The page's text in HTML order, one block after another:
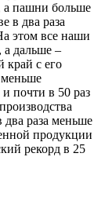
а пашни больше
в два раза
этом все наши
а дальше –
край с его
меньше
почти в 50 раз
два раза меньше
продукции
рекорд в 25